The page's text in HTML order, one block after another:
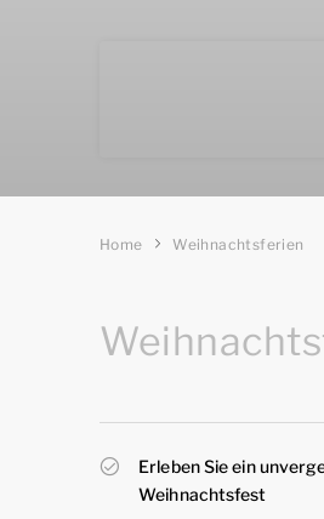
Home Weihnachtsferien
Erleben Sie ein
Weihnachtsfest